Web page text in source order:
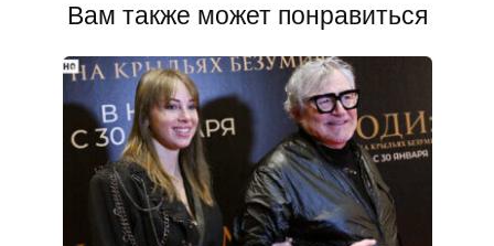
Вам также может понравиться